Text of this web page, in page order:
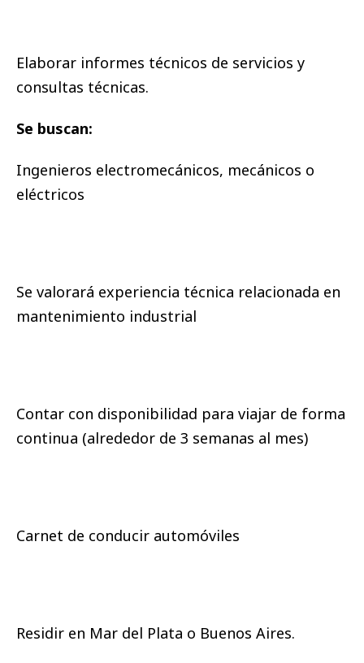
Elaborar informes técnicos de servicios y
consultas técnicas.
Se buscan:
Ingenieros electromecánicos, mecánicos o
eléctricos
Se valorará experiencia técnica relacionada en
mantenimiento industrial
Contar con disponibilidad para viajar de forma
continua (alrededor de 3 semanas al mes)
Carnet de conducir automóviles
Residir en Mar del Plata o Buenos Aires.